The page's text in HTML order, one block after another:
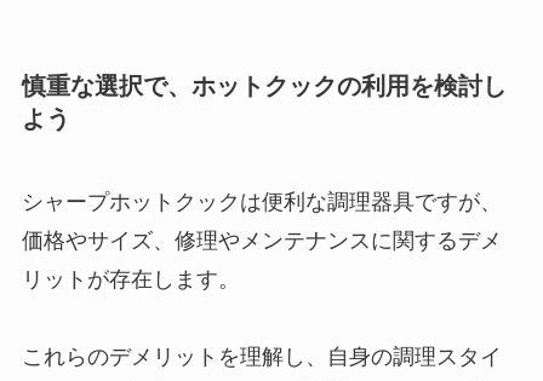
慎重な選択で、ホットクックの利用を検討し
よう
シャープホットクックは便利な調理器具ですが、
価格やサイズ、修理やメンテナンスに関するデメ
リットが存在します。
これらのデメリットを理解し、自身の調理スタイ